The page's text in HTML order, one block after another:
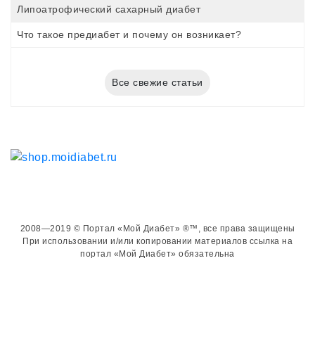
Липоатрофический сахарный диабет
Что такое предиабет и почему он возникает?
Все свежие статьи
2008—2019 © Портал «Мой Диабет» ®™, все права защищены
При использовании и/или копировании материалов ссылка на
портал «Мой Диабет» обязательна